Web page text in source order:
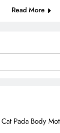
Read More
Pada Body